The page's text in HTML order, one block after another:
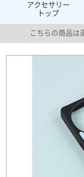
アクセサリー
トップ
こちらの商品は